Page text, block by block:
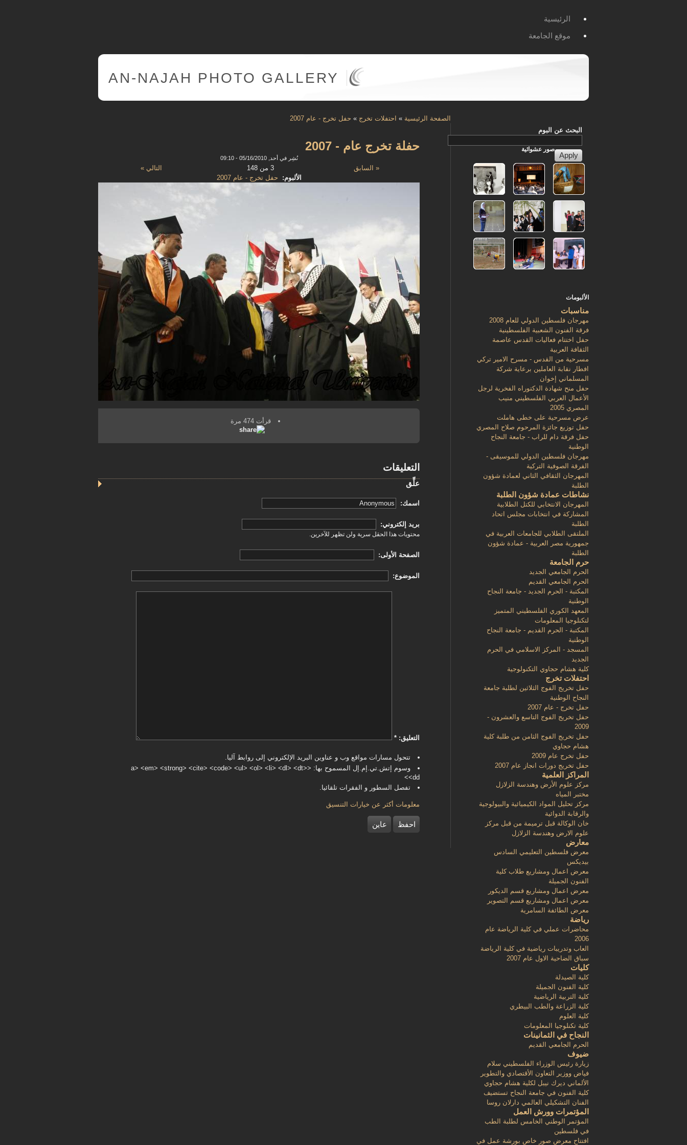
الرئيسية
موقع الجامعة
AN-NAJAH PHOTO GALLERY
الصفحة الرئيسية » احتفلات تخرج » حفل تخرج - عام 2007
حفلة تخرج عام - 2007
نُشِر في أحد, 05/16/2010 - 09:10
« السابق 3 من 148
التالي »
الألبوم:
حفل تخرج - عام 2007
قرأت 474 مرة
التعليقات
علِّق
‏اسمك: ‏
‏بريد إلكتروني: ‏
محتويات هذا الحقل سرية ولن تظهر للآخرين.
‏الصفحة الأولى: ‏
‏الموضوع: ‏
‏التعليق: ‏ *
تتحول مسارات مواقع وب و عناوين البريد الإلكتروني إلى روابط آليا.
وسوم إتش.تي.إم.إل المسموح بها: <a> <em> <strong> <cite> <code> <ul> <ol> <li> <dl> <dt>
<dd>
تفصل السطور و الفقرات تلقائيا.
معلومات أكثر عن خيارات التنسيق
البحث عن البوم
صور عشوائية
الألبومات
مناسبات
مهرجان فلسطين الدولي للعام 2008
فرقة الفنون الشعبية الفلسطينية
حفل اختتام فعاليات القدس عاصمة
الثقافة العربية
مسرحية من القدس - مسرح الامير تركي
افطار نقابة العاملين برعاية شركة
المسلماني إخوان
حفل منح شهادة الدكتوراه الفخرية لرجل
الأعمال العربي الفلسطيني منيب
المصري 2005
عرض مسرحية على خطى هاملت
حفل توزيع جائزة المرحوم صلاح المصري
حفل فرقة دام للراب - جامعة النجاح
الوطنية
مهرجان فلسطين الدولي للموسيقى -
الفرقة الصوفية التركية
المهرجان الثقافي الثاني لعمادة شؤون
الطلبة
نشاطات عمادة شؤون الطلبة
المهرجان الانتخابي للكتل الطلابية
المشاركة في انتخابات مجلس اتحاد
الطلبة
الملتقى الطلابي للجامعات العربية في
جمهورية مصر العربية - عمادة شؤون
الطلبة
حرم الجامعة
الحرم الجامعي الجديد
الحرم الجامعي القديم
المكتبة - الحرم الجديد - جامعة النجاح
الوطنية
المعهد الكوري الفلسطيني المتميز
لتكنلوجيا المعلومات
المكتبة - الحرم القديم - جامعة النجاح
الوطنية
المسجد - المركز الاسلامي في الحرم
الجديد
كلية هشام حجاوي التكنولوجية
احتفلات تخرج
حفل تخريج الفوج الثلاثين لطلبة جامعة
النجاح الوطنية
حفل تخرج - عام 2007
حفل تخريج الفوج التاسع والعشرون -
2009
حفل تخريج الفوج الثامن من طلبة كلية
هشام حجاوي
حفل تخرج عام 2009
حفل تخريج دورات انجاز عام 2007
المراكز العلمية
مركز علوم الأرض وهندسة الزلازل
مختبر المياه
مركز تحليل المواد الكيميائية والبيولوجية
والرقابة الدوائية
خان الوكالة قبل ترميمة من قبل مركز
علوم الارض وهندسة الزلازل
معارض
معرض فلسطين التعليمي السادس
بيديكس
معرض اعمال ومشاريع طلاب كلية
الفنون الجميلة
معرض اعمال ومشاريع قسم الديكور
معرض اعمال ومشاريع قسم التصوير
معرض الطائفة السامرية
رياضة
محاضرات عملي في كلية الرياضة عام
2006
العاب وتدريبات رياضية في كلية الرياضة
سباق الضاحية الاول عام 2007
كليات
كلية الصيدلة
كلية الفنون الجميلة
كلية التربية الرياضية
كلية الزراعة والطب البيطري
كلية العلوم
كلية تكنلوجيا المعلومات
النجاح في الثمانينات
الحرم الجامعي القديم
ضيوف
زيارة رئيس الوزراء الفلسطيني سلام
فياض ووزير التعاون الأقتصادي والتطوير
الألماني ديرك نيبل لكلية هشام حجاوي
كلية الفنون في جامعة النجاح تستضيف
الفنان التشكيلي العالمي دارلان روسا
المؤتمرات وورش العمل
المؤتمر الوطني الخامس لطلبة الطب
في فلسطين
افتتاح معرض صور خاص بورشة عمل في